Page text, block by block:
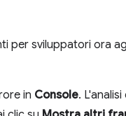
per sviluppatori ora
in Console.